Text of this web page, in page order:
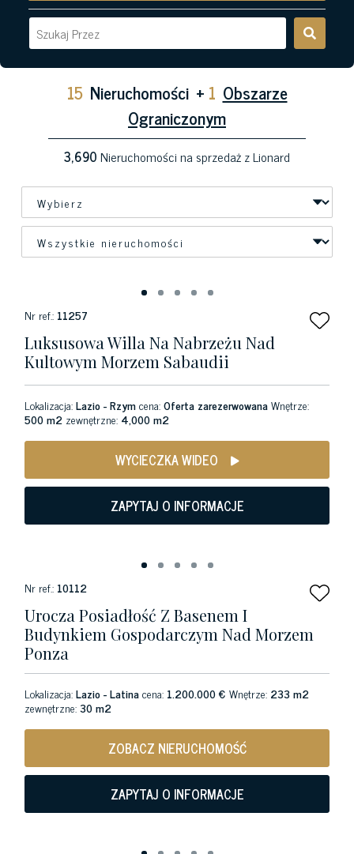
15 Nieruchomości + 1 Obszarze
Ograniczonym
3,690Nieruchomości na sprzedaż z Lionard
Nr ref.: 11257
Luksusowa Willa Na Nabrzeżu Nad
Kultowym Morzem Sabaudii
Lokalizacja:Lazio - Rzymcena:Oferta zarezerwowanaWnętrze:
500 m2 zewnętrzne: 4,000 m2
WYCIECZKA WIDEO
ZAPYTAJ O INFORMACJE
Nr ref.: 10112
Urocza Posiadłość Z Basenem I
Budynkiem Gospodarczym Nad Morzem
Ponza
Lokalizacja:Lazio - Latinacena: 1.200.000 € Wnętrze: 233 m2
zewnętrzne:30 m2
ZOBACZ NIERUCHOMOŚĆ
ZAPYTAJ O INFORMACJE